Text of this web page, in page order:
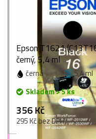
Epson T1621
černý, 5,4 ml
černá 5,4 ml
Skladem > 5 ks
356 Kč
295 Kč bez DPH